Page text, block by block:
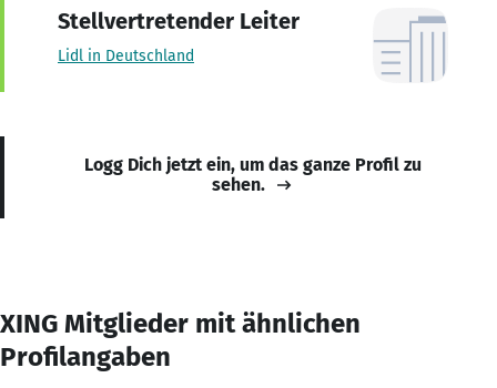
Stellvertretender Leiter
Lidl in Deutschland
Logg Dich jetzt ein, um das ganze Profil zu
sehen.
XING Mitglieder mit ähnlichen
Profilangaben